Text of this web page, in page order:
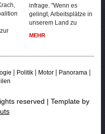
infrage. "Wenn es
gelingt, Arbeitsplätze in
unserem Land zu
MEHR
| Politik| Motor| Panorama|
reserved | Template by